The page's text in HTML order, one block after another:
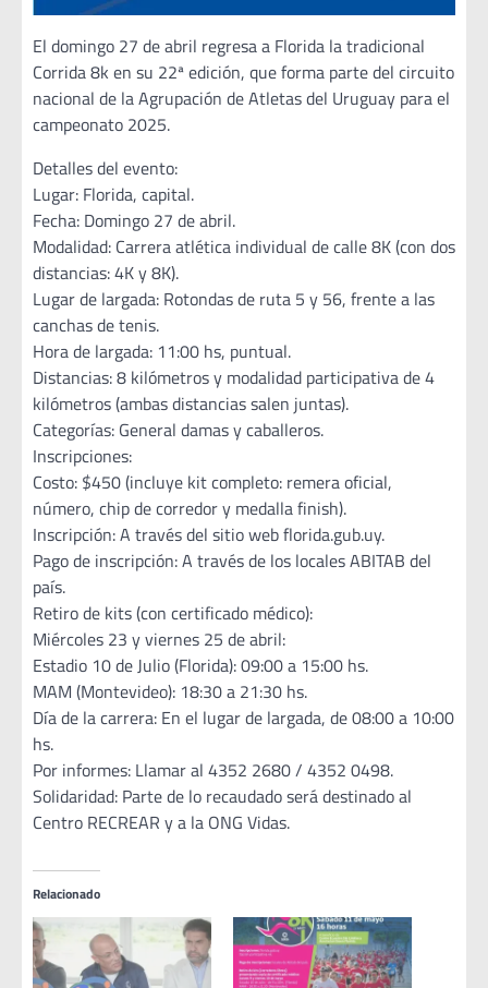
El domingo 27 de abril regresa a Florida la tradicional
Corrida 8k en su 22ª edición, que forma parte del circuito
nacional de la Agrupación de Atletas del Uruguay para el
campeonato 2025.
Detalles del evento:
Lugar: Florida, capital.
Fecha: Domingo 27 de abril.
Modalidad: Carrera atlética individual de calle 8K (con dos
distancias: 4K y 8K).
Lugar de largada: Rotondas de ruta 5 y 56, frente a las
canchas de tenis.
Hora de largada: 11:00 hs, puntual.
Distancias: 8 kilómetros y modalidad participativa de 4
kilómetros (ambas distancias salen juntas).
Categorías: General damas y caballeros.
Inscripciones:
Costo: $450 (incluye kit completo: remera oficial,
número, chip de corredor y medalla finish).
Inscripción: A través del sitio web florida.gub.uy.
Pago de inscripción: A través de los locales ABITAB del
país.
Retiro de kits (con certificado médico):
Miércoles 23 y viernes 25 de abril:
Estadio 10 de Julio (Florida): 09:00 a 15:00 hs.
MAM (Montevideo): 18:30 a 21:30 hs.
Día de la carrera: En el lugar de largada, de 08:00 a 10:00
hs.
Por informes: Llamar al 4352 2680 / 4352 0498.
Solidaridad: Parte de lo recaudado será destinado al
Centro RECREAR y a la ONG Vidas.
Relacionado